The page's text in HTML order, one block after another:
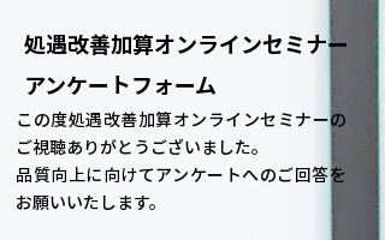
処遇改善加算オンラインセミナー
アンケートフォーム
この度処遇改善加算オンラインセミナーの
ご視聴ありがとうございました。
品質向上に向けてアンケートへのご回答を
お願いいたします。